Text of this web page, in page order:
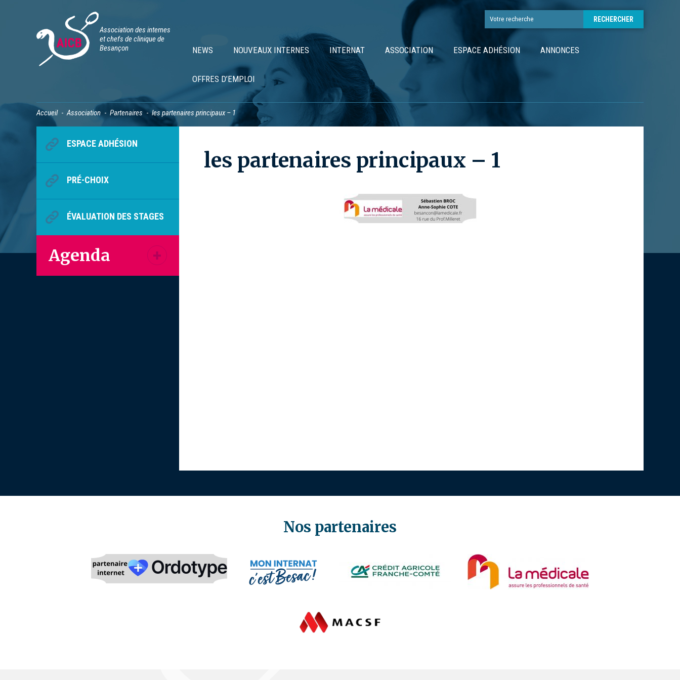
Association des internes
et chefs de clinique de
Besançon
NEWS NOUVEAUX INTERNES INTERNAT ASSOCIATION ESPACE ADHÉSION ANNONCES
OFFRES D’EMPLOI
Accueil Association Partenaires les partenaires principaux – 1
ESPACE ADHÉSION
PRÉ-CHOIX
ÉVALUATION DES STAGES
Agenda
les partenaires principaux – 1
Nos partenaires